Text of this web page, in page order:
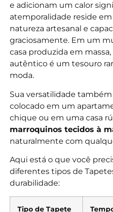
e adicionam um calor
atemporalidade reside
natureza artesanal e
graciosamente. Em um
casa produzida em
autêntico é um tesouro
moda.
Sua versatilidade também
colocado em um
chique ou em uma casa
marroquinos tecidos à
naturalmente com
Aqui está o que você
diferentes tipos de
durabilidade:
Tipo de Tapete